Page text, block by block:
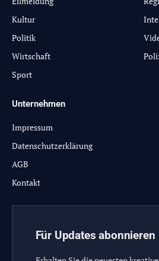
Kultur
Politik
Wirtschaft
Sport
Unternehmen
Impressum
Datenschutzerklärung
AGB
Kontakt
Für Updates abonnieren